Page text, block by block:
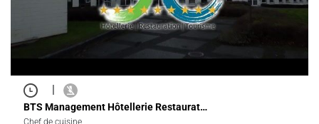
|
BTS Management Hôtellerie Restaurat…
Chef de cuisine